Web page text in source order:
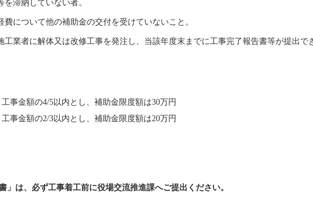
滞納していない者。
について他の補助金の交付を受けていないこと。
業者に解体又は改修工事を発注し、当該年度末までに工事完了報告書等が提出で
事金額の4/5以内とし、補助金限度額は30万円
事金額の2/3以内とし、補助金限度額は20万円
」は、必ず工事着工前に役場交流推進課へご提出ください。